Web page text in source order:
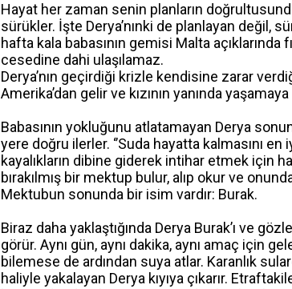
Hayat her zaman senin planların
sürükler. İşte Derya’nınki de planlayan değil,
hafta kala babasının gemisi Malta açıklarında
cesedine dahi ulaşılamaz.
Derya’nın geçirdiği krizle kendisine zarar
Amerika’dan gelir ve kızının yanında
Babasının yokluğunu atlatamayan Derya
yere doğru ilerler. ‘’Suda hayatta kalmasını
kayalıkların dibine giderek intihar etmek için
bırakılmış bir mektup bulur, alıp okur ve
Mektubun sonunda bir isim vardır: Burak.
Biraz daha yaklaştığında Derya Burak’ı ve
görür. Aynı gün, aynı dakika, aynı amaç için
bilemese de ardından suya atlar. Karanlık
haliyle yakalayan Derya kıyıya çıkarır.